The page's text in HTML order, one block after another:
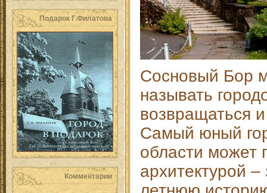
Подарок Г.Филатова
Комментарии
Сосновый Бор
называть
возвращаться
Самый юный
области может
архитектурой